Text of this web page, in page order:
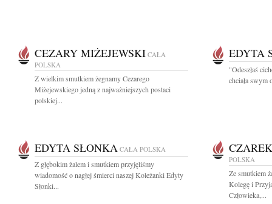
CEZARY MIŻEJEWSKI CAŁA
POLSKA
Z wielkim smutkiem żegnamy Cezarego
Miżejewskiego jedną z najważniejszych postaci
polskiej...
EDYTA
"Odeszłaś
chciała swym
EDYTA SŁONKA CAŁA POLSKA
Z głębokim żalem i smutkiem przyjęliśmy
wiadomość o nagłej śmierci naszej Koleżanki Edyty
Słonki...
POLSKA
Ze smutkiem
Kolegę i
Człowieka,...